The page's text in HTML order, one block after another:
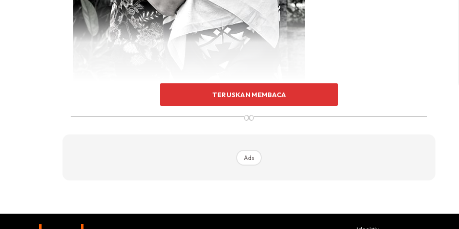
“Ibu sudah meninggal dunia, pada pukul 5 pagi tadi,” katanya.
TERUSKAN MEMBACA
∞
Ads